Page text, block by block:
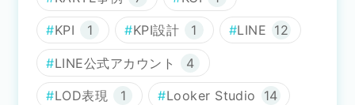
KPI 1 KPI設計 1 LINE 12
LINE公式アカウント 4
LOD表現 1 Looker Studio 14